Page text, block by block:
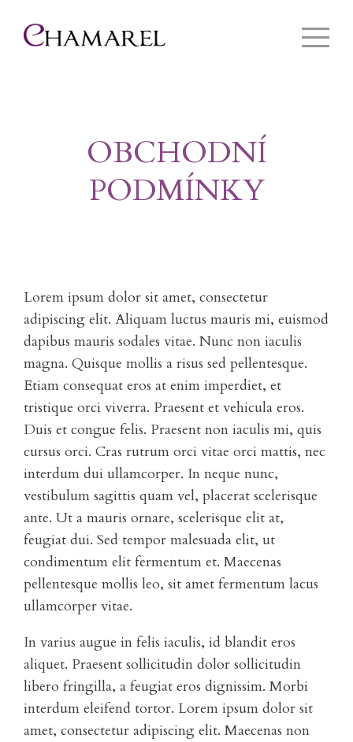
OBCHODNÍ
PODMÍNKY
Lorem ipsum dolor sit amet, consectetur
adipiscing elit. Aliquam luctus mauris mi, euismod
dapibus mauris sodales vitae. Nunc non iaculis
magna. Quisque mollis a risus sed pellentesque.
Etiam consequat eros at enim imperdiet, et
tristique orci viverra. Praesent et vehicula eros.
Duis et congue felis. Praesent non iaculis mi, quis
cursus orci. Cras rutrum orci vitae orci mattis, nec
interdum dui ullamcorper. In neque nunc,
vestibulum sagittis quam vel, placerat scelerisque
ante. Ut a mauris ornare, scelerisque elit at,
feugiat dui. Sed tempor malesuada elit, ut
condimentum elit fermentum et. Maecenas
pellentesque mollis leo, sit amet fermentum lacus
ullamcorper vitae.
In varius augue in felis iaculis, id blandit eros
aliquet. Praesent sollicitudin dolor sollicitudin
libero fringilla, a feugiat eros dignissim. Morbi
interdum eleifend tortor. Lorem ipsum dolor sit
amet, consectetur adipiscing elit. Maecenas non